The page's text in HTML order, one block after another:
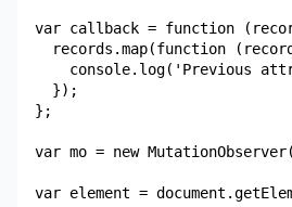
var callback = function
records.map(function
console.log('Previous
  });
};
var mo = new
var element =